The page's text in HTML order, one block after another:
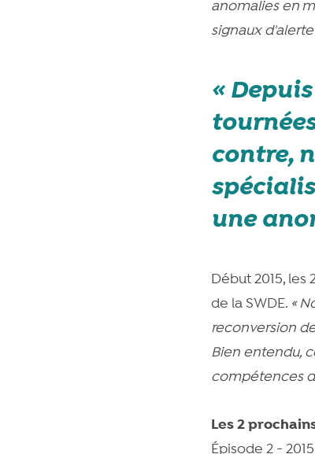
anomalies en
signaux
contre,
une
Début 2015,
de la SWDE. «
reconversion
Bien entendu,
compétences
Les 2
Épisode 2 -